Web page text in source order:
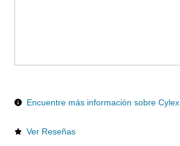
Encuentre más información sobre Cylex
Ver Reseñas